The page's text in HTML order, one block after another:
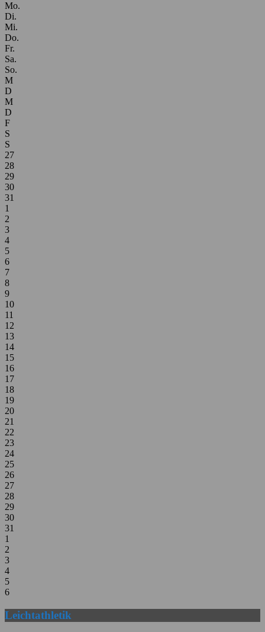
Mo.
Di.
Mi.
Do.
Fr.
Sa.
So.
M
D
M
D
F
S
S
27
28
29
30
31
1
2
3
4
5
6
7
8
9
10
11
12
13
14
15
16
17
18
19
20
21
22
23
24
25
26
27
28
29
30
31
1
2
3
4
5
6
Leichtathletik